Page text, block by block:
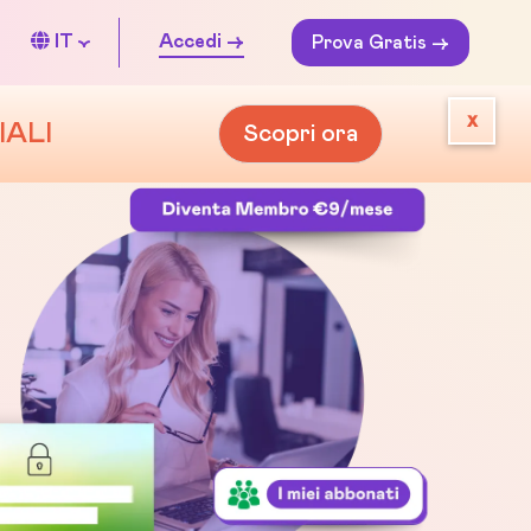
x
Scopri ora
IT Accedi -> Prova Gratis ->